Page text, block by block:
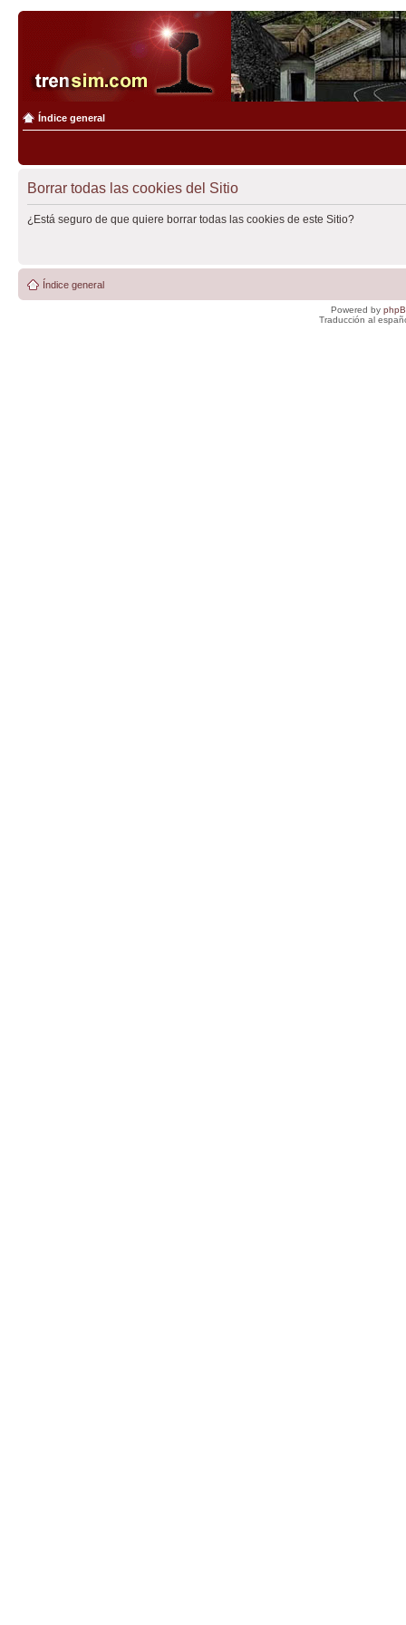
Índice general
Borrar todas las cookies del Sitio
¿Está seguro de que quiere borrar todas las cookies de este Sitio?
Índice general
Powered by
Traducción al